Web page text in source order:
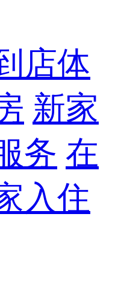
店体
新家
务 在
入住